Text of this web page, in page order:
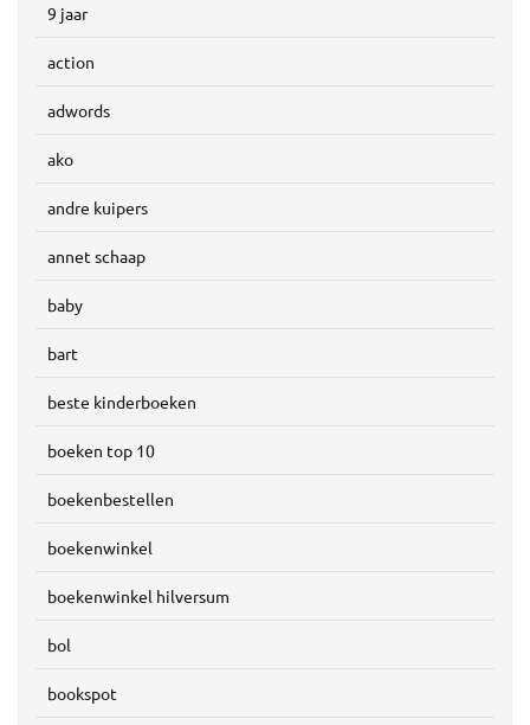
9 jaar
action
adwords
ako
andre kuipers
annet schaap
baby
bart
beste kinderboeken
boeken top 10
boekenbestellen
boekenwinkel
boekenwinkel hilversum
bol
bookspot